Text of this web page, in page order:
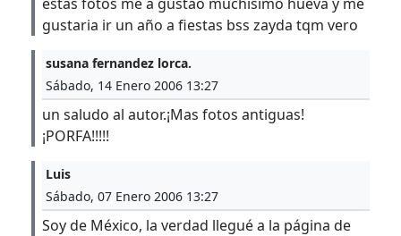
gustaria ir un año a fiestas bss zayda tqm vero
susana fernandez lorca.
Sábado, 14 Enero 2006 13:27
un saludo al autor.¡Mas fotos antiguas!
¡PORFA!!!!!
Luis
Sábado, 07 Enero 2006 13:27
Soy de México, la verdad llegué a la página de